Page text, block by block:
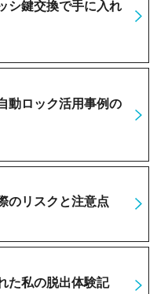
シ鍵交換で手に入れ
動ロック活用事例の
のリスクと注意点
た私の脱出体験記